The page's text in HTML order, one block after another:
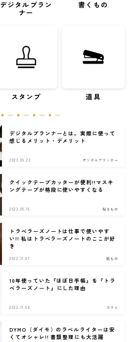
デジタルプラン
ナー
書くもの
スタンプ 道具
デジタルプランナーとは。実際に使って
感じるメリット・デメリット
2023.06.23 デジタルプランナー
クイックテープカッターが便利!!マスキ
ングテープが格段に使いやすくなる
2023.05.10 貼るもの
トラベラーズノートは仕事で使いやす
い!! 私はトラベラーズノートのここが好
き
2022.11.07 紙もの
10年使っていた『ほぼ日手帳』を『トラ
ベラーズノート』にした理由
2022.11.04 コラム
DYMO（ダイモ）のラベルライターは安
くてオシャレ!! 書類整理にも大活躍